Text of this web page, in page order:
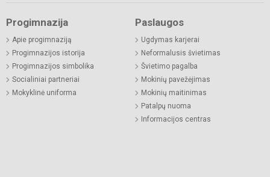
Progimnazija
Apie progimnaziją
Progimnazijos istorija
Progimnazijos simbolika
Socialiniai partneriai
Mokyklinė uniforma
Paslaugos
Ugdymas karjerai
Neformalusis švietimas
Švietimo pagalba
Mokinių pavežėjimas
Mokinių maitinimas
Patalpų nuoma
Informacijos centras